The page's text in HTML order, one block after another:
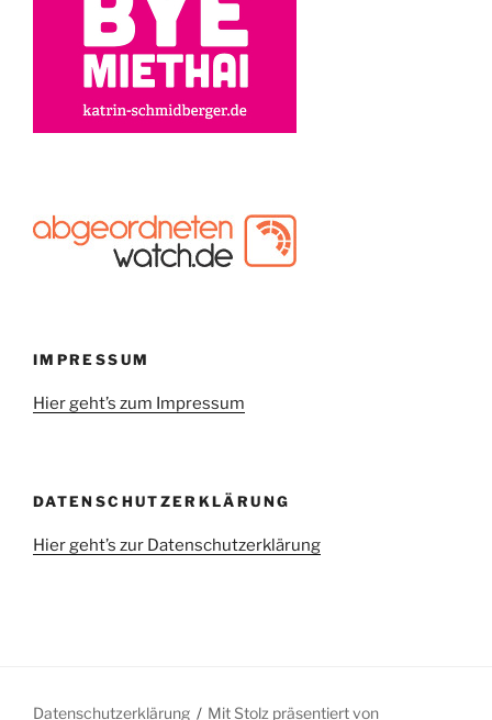
IMPRESSUM
Hier geht’s zum Impressum
DATENSCHUTZERKLÄRUNG
Hier geht’s zur Datenschutzerklärung
Datenschutzerklärung Mit Stolz präsentiert von